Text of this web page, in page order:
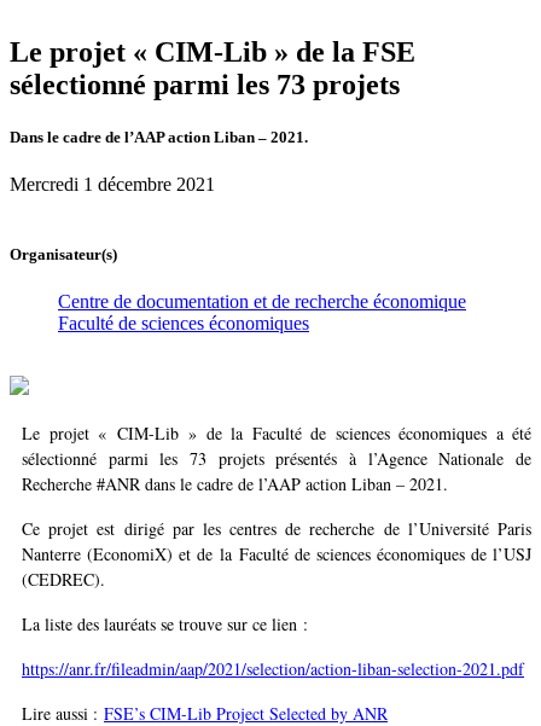
Le projet « CIM-Lib » de la FSE
sélectionné parmi les 73 projets
Dans le cadre de l’AAP action Liban – 2021.
Mercredi 1 décembre 2021
Organisateur(s)
Centre de documentation et de recherche économique
Faculté de sciences économiques
Le projet « CIM-Lib » de la Faculté de sciences économiques a été
sélectionné parmi les 73 projets présentés à l’Agence Nationale de
Recherche #ANR dans le cadre de l’AAP action Liban – 2021.
Ce projet est dirigé par les centres de recherche de l’Université Paris
Nanterre (EconomiX) et de la Faculté de sciences économiques de l’USJ
(CEDREC).
La liste des lauréats se trouve sur ce lien :
https://anr.fr/fileadmin/aap/2021/selection/action-liban-selection-2021.pdf
Lire aussi : FSE’s CIM-Lib Project Selected by ANR